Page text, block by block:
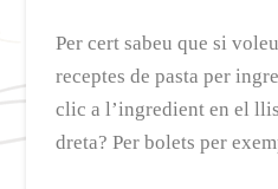
Per cert sabeu que si
receptes de pasta per
clic a l’ingredient en el
dreta? Per bolets per